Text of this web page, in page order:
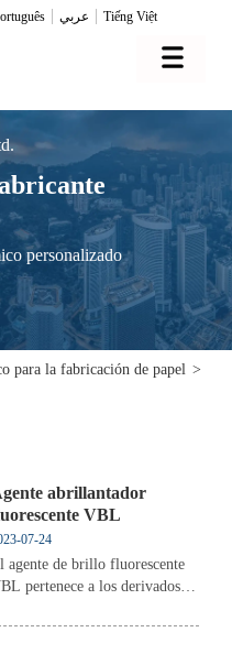
عربي Tiếng Việt
personalizado
para la fabricación de papel >
abrillantador
VBL
07-24
agente de brillo fluorescente
pertenece a los derivados de
es cian ligeramente